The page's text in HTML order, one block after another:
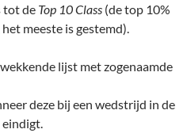
tot de Top 10 Class (de top 10%
meeste is gestemd).
lijst met zogenaamde
deze bij een wedstrijd in de
eindigt.